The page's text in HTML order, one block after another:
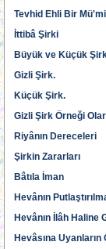
Tevhid Ehli Bir
İttibâ Şirki
Büyük ve Küçük
Gizli Şirk.
Küçük Şirk.
Gizli Şirk Örneği
Riyânın Dereceleri
Şirkin Zararları
Bâtıla İman
Hevânın
Hevânın İlâh Haline
Hevâsına